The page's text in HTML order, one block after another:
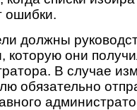
ошибки.
должны
они
В случае
обязательно